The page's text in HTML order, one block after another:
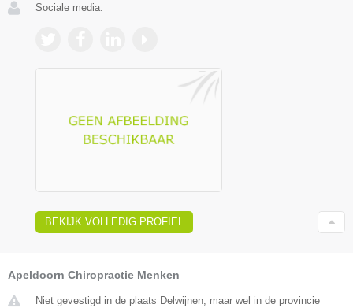
Sociale media:
BEKIJK VOLLEDIG PROFIEL
Apeldoorn Chiropractie Menken
Niet gevestigd in de plaats Delwijnen, maar wel in de provincie